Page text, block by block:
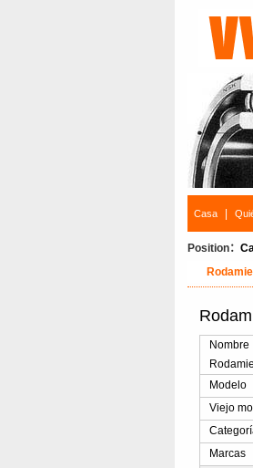
Casa
Position：
Nombre
Modelo
Viejo
Marcas